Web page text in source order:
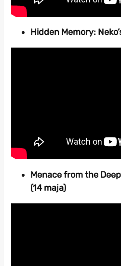
Hidden Memory:
Menace from the
(14 maja)